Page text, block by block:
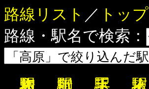
路線リスト ／ トップ
路線・駅名で検索：